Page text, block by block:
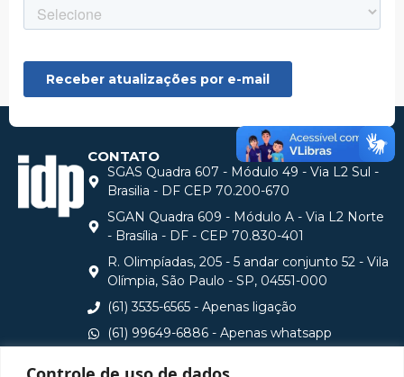
CONTATO
SGAS Quadra 607 - Módulo 49 - Via L2 Sul -
Brasilia - DF CEP 70.200-670
SGAN Quadra 609 - Módulo A - Via L2 Norte
- Brasília - DF - CEP 70.830-401
R. Olimpíadas, 205 - 5 andar conjunto 52 - Vila
Olímpia, São Paulo - SP, 04551-000
(61) 3535-6565 - Apenas ligação
(61) 99649-6886 - Apenas whatsapp